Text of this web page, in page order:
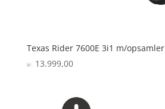
Texas Rider 7600E 3i1 m/opsamler
kr. 13.999,00